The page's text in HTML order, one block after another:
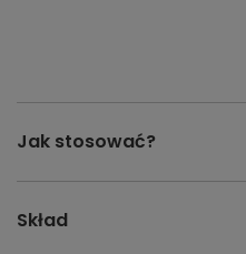
Jak stosować?
Skład